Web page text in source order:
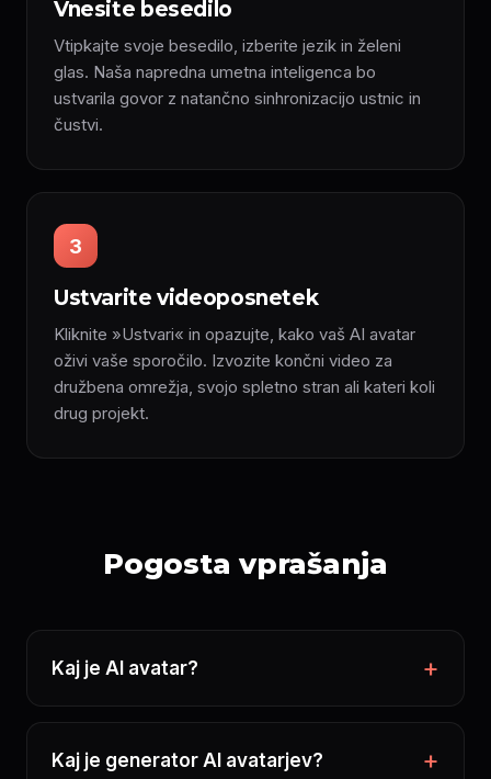
Vnesite besedilo
Vtipkajte svoje besedilo, izberite jezik in želeni
glas. Naša napredna umetna inteligenca bo
ustvarila govor z natančno sinhronizacijo ustnic in
čustvi.
3
Ustvarite videoposnetek
Kliknite »Ustvari« in opazujte, kako vaš AI avatar
oživi vaše sporočilo. Izvozite končni video za
družbena omrežja, svojo spletno stran ali kateri koli
drug projekt.
Pogosta vprašanja
Kaj je AI avatar?
Kaj je generator AI avatarjev?